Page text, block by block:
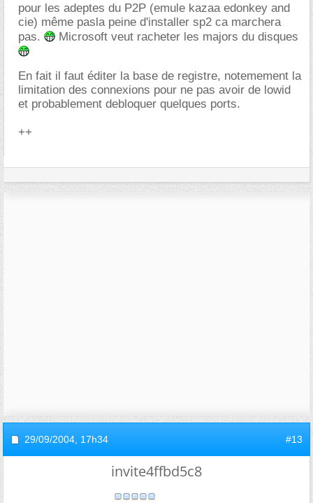
pour les adeptes du P2P (emule kazaa edonkey and
cie) même pasla peine d'installer sp2 ca marchera
pas.
Microsoft veut racheter les majors du disques
En fait il faut éditer la base de registre, notemement la
limitation des connexions pour ne pas avoir de lowid
et probablement debloquer quelques ports.
++
29/09/2004, 17h34 #13
invite4ffbd5c8